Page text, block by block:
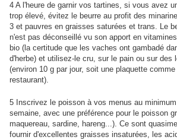
4 A l'heure de garnir vos tartines, si vous avez
trop élevé, évitez le beurre au profit des
3 et pauvres en graisses saturées et trans. Le
n'est pas déconseillé vu son apport en
bio (la certitude que les vaches ont gambadé
d'herbe) et utilisez-le cru, sur le pain ou sur des
(environ 10 g par jour, soit une plaquette
restaurant).
5 Inscrivez le poisson à vos menus au
semaine, avec une préférence pour le poisson
maquereau, sardine, hareng...). Ce sont
fournir d'excellentes graisses insaturées, les